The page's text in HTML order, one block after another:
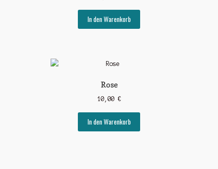
In den Warenkorb
Rose
10,00 €
In den Warenkorb